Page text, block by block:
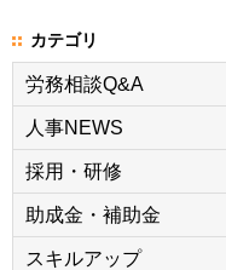
カテゴリ
労務相談Q&A
人事NEWS
採用・研修
助成金・補助金
スキルアップ